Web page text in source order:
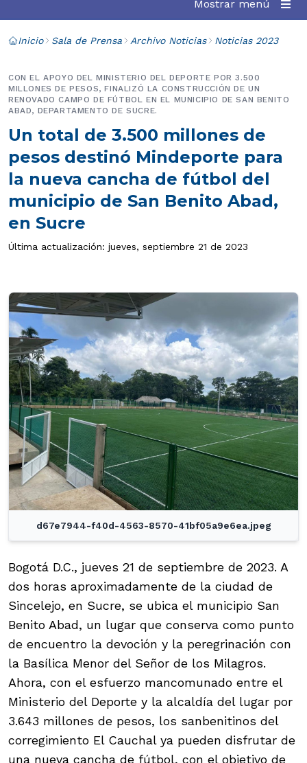
Mostrar menú
Inicio Sala de Prensa Archivo Noticias Noticias 2023
Un total de 3.500 millones de
pesos destinó Mindeporte para
la nueva cancha de fútbol del
municipio de San Benito Abad,
en Sucre
CON EL APOYO DEL MINISTERIO DEL DEPORTE POR 3.500
MILLONES DE PESOS, FINALIZÓ LA CONSTRUCCIÓN DE UN
RENOVADO CAMPO DE FÚTBOL EN EL MUNICIPIO DE SAN BENITO
ABAD, DEPARTAMENTO DE SUCRE.
Última actualización: jueves, septiembre 21 de 2023
d67e7944-f40d-4563-8570-41bf05a9e6ea.jpeg
Bogotá D.C., jueves 21 de septiembre de 2023. A
dos horas aproximadamente de la ciudad de
Sincelejo, en Sucre, se ubica el municipio San
Benito Abad, un lugar que conserva como punto
de encuentro la devoción y la peregrinación con
la Basílica Menor del Señor de los Milagros.
Ahora, con el esfuerzo mancomunado entre el
Ministerio del Deporte y la alcaldía del lugar por
3.643 millones de pesos, los sanbenitinos del
corregimiento El Cauchal ya pueden disfrutar de
una nueva cancha de fútbol, con el objetivo de